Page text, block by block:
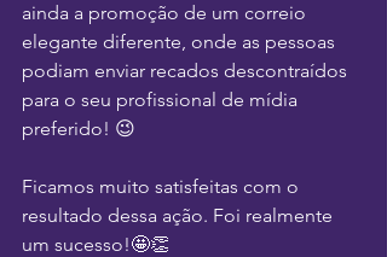
ainda a promoção de um correio
elegante diferente, onde as pessoas
podiam enviar recados descontraídos
para o seu profissional de mídia
preferido! 😉
Ficamos muito satisfeitas com o
resultado dessa ação. Foi realmente
um sucesso!🤩👏